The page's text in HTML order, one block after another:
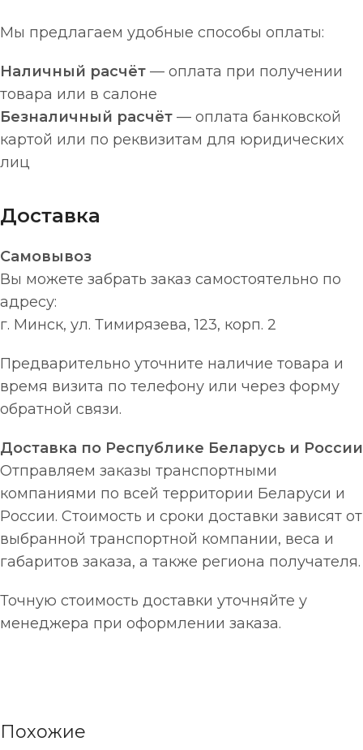
Мы предлагаем удобные способы оплаты:
Наличный расчёт — оплата при получении
товара или в салоне
Безналичный расчёт — оплата банковской
картой или по реквизитам для юридических
лиц
Доставка
Самовывоз
Вы можете забрать заказ самостоятельно по
адресу:
г. Минск, ул. Тимирязева, 123, корп. 2
Предварительно уточните наличие товара и
время визита по телефону или через форму
обратной связи.
Доставка по Республике Беларусь и России
Отправляем заказы транспортными
компаниями по всей территории Беларуси и
России. Стоимость и сроки доставки зависят от
выбранной транспортной компании, веса и
габаритов заказа, а также региона получателя.
Точную стоимость доставки уточняйте у
менеджера при оформлении заказа.
Похожие